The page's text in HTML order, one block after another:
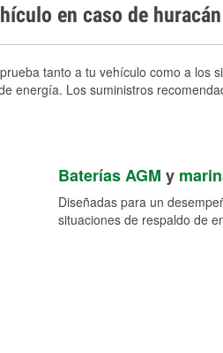
en caso de huracán
tanto a tu vehículo como a
energía. Los suministros
Baterías AGM y
Diseñadas para un
situaciones de respaldo de